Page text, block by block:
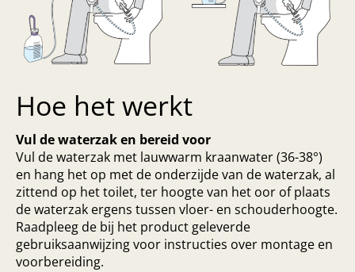
Hoe het werkt
Vul de waterzak en bereid voor
Vul de waterzak met lauwwarm kraanwater (36-38°)
en hang het op met de onderzijde van de waterzak, al
zittend op het toilet, ter hoogte van het oor of plaats
de waterzak ergens tussen vloer- en schouderhoogte.
Raadpleeg de bij het product geleverde
gebruiksaanwijzing voor instructies over montage en
voorbereiding.